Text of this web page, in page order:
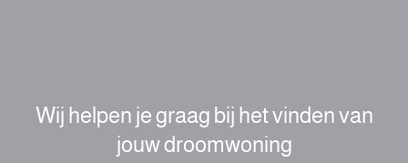
Wij helpen je graag bij het vinden van
jouw droomwoning